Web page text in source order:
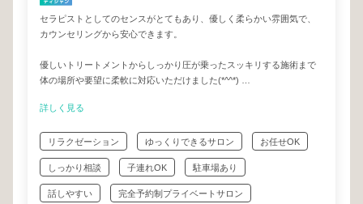
セラピストとしてのセンスがとてもあり、優しく柔らかい雰囲気で、
カウンセリングから安心できます。
優しいトリートメントからしっかり圧が乗ったスッキリする施術まで
体の場所や要望に柔軟に対応いただけました(*^^*)
サロンの雰囲気も良く、終わったあとは心身共に解されて、もう言う
ウェルカムドリンクや、施術後のお茶が美味しく、低糖質チョコレー
トは身体に良いのに絶品です♡♡
詳しく見る
リラクゼーション ゆっくりできるサロン お任せOK
しっかり相談 子連れOK 駐車場あり
話しやすい 完全予約制プライベートサロン